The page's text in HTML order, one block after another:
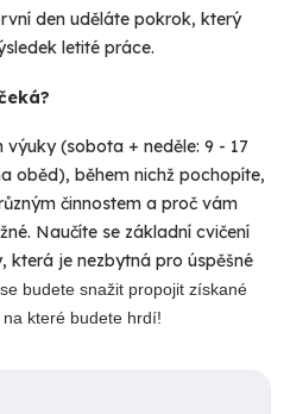
den uděláte pokrok, který
letité práce.
výuky (sobota + neděle: 9 - 17
oběd), během nichž pochopíte,
činnostem a proč vám
Naučíte se základní cvičení
která je nezbytná pro úspěšné
budete snažit propojit získané
které budete hrdí!